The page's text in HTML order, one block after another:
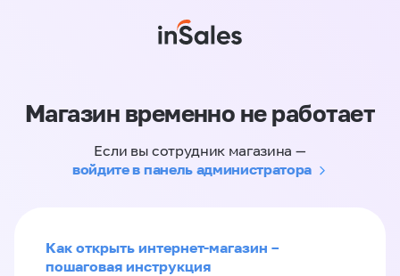
Магазин временно не работает
Если вы сотрудник магазина —
войдите в панель администратора
Как открыть интернет-магазин –
пошаговая инструкция